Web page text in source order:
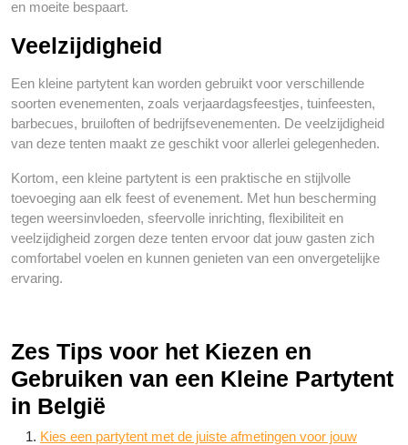
en moeite bespaart.
Veelzijdigheid
Een kleine partytent kan worden gebruikt voor verschillende
soorten evenementen, zoals verjaardagsfeestjes, tuinfeesten,
barbecues, bruiloften of bedrijfsevenementen. De veelzijdigheid
van deze tenten maakt ze geschikt voor allerlei gelegenheden.
Kortom, een kleine partytent is een praktische en stijlvolle
toevoeging aan elk feest of evenement. Met hun bescherming
tegen weersinvloeden, sfeervolle inrichting, flexibiliteit en
veelzijdigheid zorgen deze tenten ervoor dat jouw gasten zich
comfortabel voelen en kunnen genieten van een onvergetelijke
ervaring.
Zes Tips voor het Kiezen en
Gebruiken van een Kleine Partytent
in België
Kies een partytent met de juiste afmetingen voor jouw